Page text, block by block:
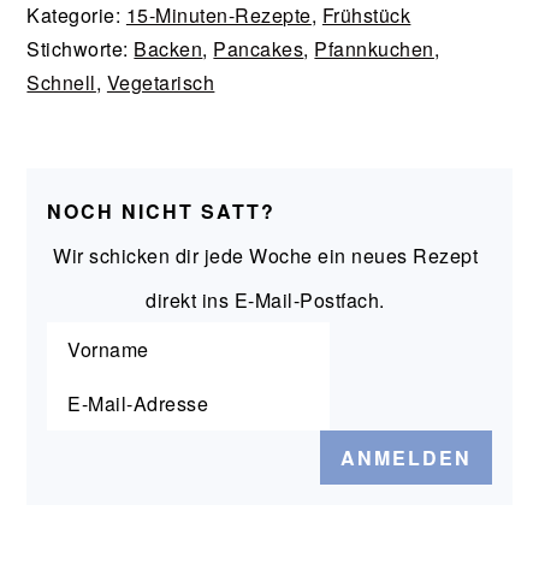
Kategorie: 15-Minuten-Rezepte, Frühstück
Stichworte: Backen, Pancakes, Pfannkuchen,
Schnell, Vegetarisch
NOCH NICHT SATT?
Wir schicken dir jede Woche ein neues Rezept
direkt ins E-Mail-Postfach.